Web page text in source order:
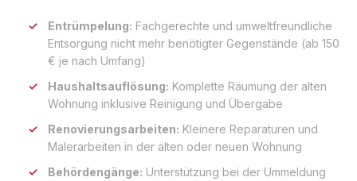
Entrümpelung: Fachgerechte und umweltfreundliche
Entsorgung nicht mehr benötigter Gegenstände (ab 150
€ je nach Umfang)
Haushaltsauflösung: Komplette Räumung der alten
Wohnung inklusive Reinigung und Übergabe
Renovierungsarbeiten: Kleinere Reparaturen und
Malerarbeiten in der alten oder neuen Wohnung
Behördengänge: Unterstützung bei der Ummeldung